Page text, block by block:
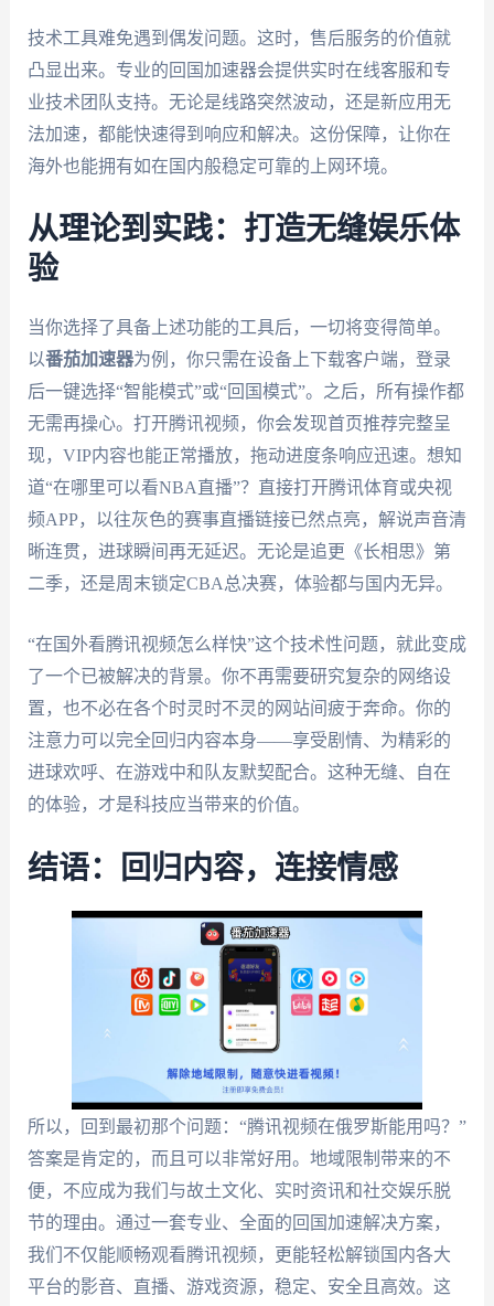
技术工具难免遇到偶发问题。这时，售后服务的价值就
凸显出来。专业的回国加速器会提供实时在线客服和专
业技术团队支持。无论是线路突然波动，还是新应用无
法加速，都能快速得到响应和解决。这份保障，让你在
海外也能拥有如在国内般稳定可靠的上网环境。
从理论到实践：打造无缝娱乐体
验
当你选择了具备上述功能的工具后，一切将变得简单。
以番茄加速器为例，你只需在设备上下载客户端，登录
后一键选择“智能模式”或“回国模式”。之后，所有操作都
无需再操心。打开腾讯视频，你会发现首页推荐完整呈
现，VIP内容也能正常播放，拖动进度条响应迅速。想知
道“在哪里可以看NBA直播”？直接打开腾讯体育或央视
频APP，以往灰色的赛事直播链接已然点亮，解说声音清
晰连贯，进球瞬间再无延迟。无论是追更《长相思》第
二季，还是周末锁定CBA总决赛，体验都与国内无异。
“在国外看腾讯视频怎么样快”这个技术性问题，就此变成
了一个已被解决的背景。你不再需要研究复杂的网络设
置，也不必在各个时灵时不灵的网站间疲于奔命。你的
注意力可以完全回归内容本身——享受剧情、为精彩的
进球欢呼、在游戏中和队友默契配合。这种无缝、自在
的体验，才是科技应当带来的价值。
结语：回归内容，连接情感
所以，回到最初那个问题：“腾讯视频在俄罗斯能用吗？”
答案是肯定的，而且可以非常好用。地域限制带来的不
便，不应成为我们与故土文化、实时资讯和社交娱乐脱
节的理由。通过一套专业、全面的回国加速解决方案，
我们不仅能顺畅观看腾讯视频，更能轻松解锁国内各大
平台的影音、直播、游戏资源，稳定、安全且高效。这